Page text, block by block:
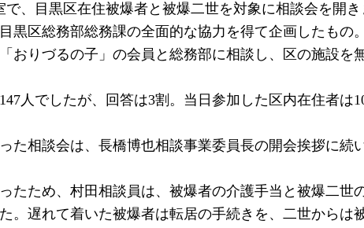
、目黒区在住被爆者と被爆二世を対象に相談会を開
黒区総務部総務課の全面的な協力を得て企画したもの
おりづるの子」の会員と総務部に相談し、区の施設を
人でしたが、回答は3割。当日参加した区内在住者は
相談会は、長橋博也相談事業委員長の開会挨拶に続
ため、村田相談員は、被爆者の介護手当と被爆二世
。遅れて着いた被爆者は転居の手続きを、二世からは